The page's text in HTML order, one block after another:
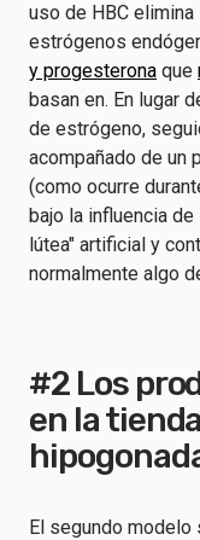
uso de HBC
estrógenos
y progesterona que
basan en. En lugar
de estrógeno,
acompañado de un
(como ocurre
bajo la influencia
lútea" artificial y
normalmente algo
#2 Los
en la
El segundo modelo